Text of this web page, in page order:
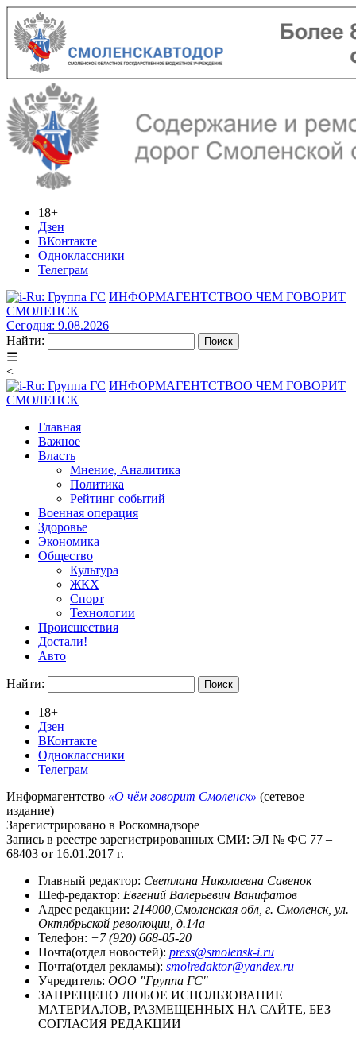
18+
Дзен
ВКонтакте
Одноклассники
Телеграм
ИНФОРМАГЕНТСТВОО ЧЕМ ГОВОРИТ
СМОЛЕНСК
Сегодня: 9.08.2026
Найти:
☰
<
ИНФОРМАГЕНТСТВОО ЧЕМ ГОВОРИТ
СМОЛЕНСК
Главная
Важное
Власть
Мнение, Аналитика
Политика
Рейтинг событий
Военная операция
Здоровье
Экономика
Общество
Культура
ЖКХ
Спорт
Технологии
Происшествия
Достали!
Авто
Найти:
18+
Дзен
ВКонтакте
Одноклассники
Телеграм
Информагентство «О чём говорит Смоленск» (сетевое
издание)
Зарегистрировано в Роскомнадзоре
Запись в реестре зарегистрированных СМИ: ЭЛ № ФС 77 –
68403 от 16.01.2017 г.
Главный редактор: Светлана Николаевна Савенок
Шеф-редактор: Евгений Валерьевич Ванифатов
Адрес редакции: 214000,Смоленская обл, г. Смоленск, ул.
Октябрьской революции, д.14а
Телефон: +7 (920) 668-05-20
Почта(отдел новостей): press@smolensk-i.ru
Почта(отдел рекламы): smolredaktor@yandex.ru
Учредитель: ООО "Группа ГС"
ЗАПРЕЩЕНО ЛЮБОЕ ИСПОЛЬЗОВАНИЕ
МАТЕРИАЛОВ, РАЗМЕЩЕННЫХ НА САЙТЕ, БЕЗ
СОГЛАСИЯ РЕДАКЦИИ